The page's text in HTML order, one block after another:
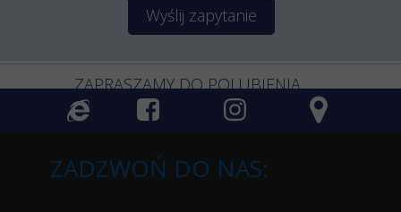
Wyślij zapytanie
ZAPRASZAMY DO POLUBIENIA
ZADZWOŃ DO NAS: